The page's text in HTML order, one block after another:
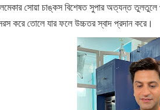
সোয়া চাঙ্কস বিশেষত সুপার অত্যন্ত তুলতুলে
করে তোলে যার ফলে উচ্চতর স্বাদ প্রদান করে।